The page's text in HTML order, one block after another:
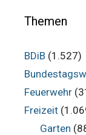
Archiv
Themen
BDiB (1.527)
Feuerwehr
Freizeit
Garten